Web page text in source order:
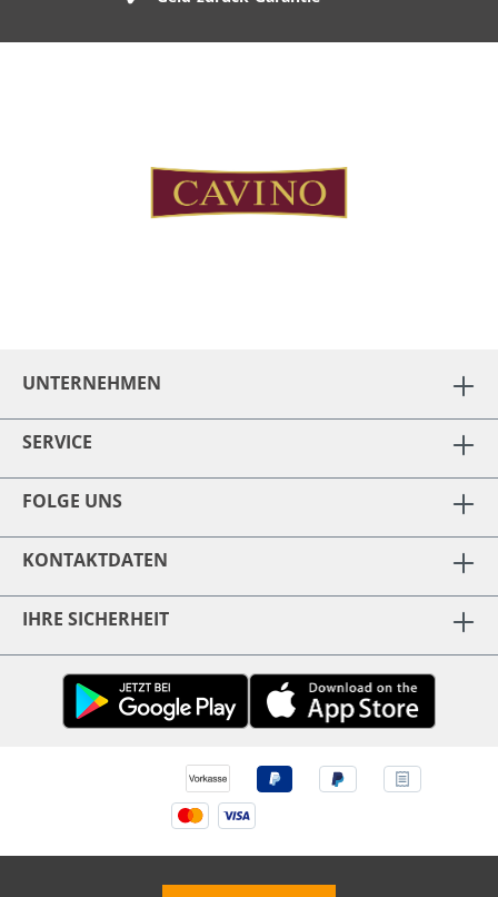
UNTERNEHMEN
SERVICE
FOLGE UNS
KONTAKTDATEN
IHRE SICHERHEIT